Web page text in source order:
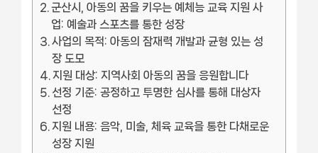
군산시, 아동의 꿈을 키우는 예체능 교육 지원 사
업: 예술과 스포츠를 통한 성장
사업의 목적: 아동의 잠재력 개발과 균형 있는 성
장 도모
지원 대상: 지역사회 아동의 꿈을 응원합니다
선정 기준: 공정하고 투명한 심사를 통해 대상자
선정
지원 내용: 음악, 미술, 체육 교육을 통한 다채로운
성장 지원